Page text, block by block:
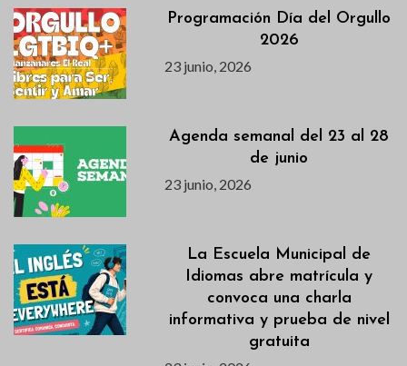
Programación Día del Orgullo
2026
23 junio, 2026
Agenda semanal del 23 al 28
de junio
23 junio, 2026
La Escuela Municipal de
Idiomas abre matrícula y
convoca una charla
informativa y prueba de nivel
gratuita